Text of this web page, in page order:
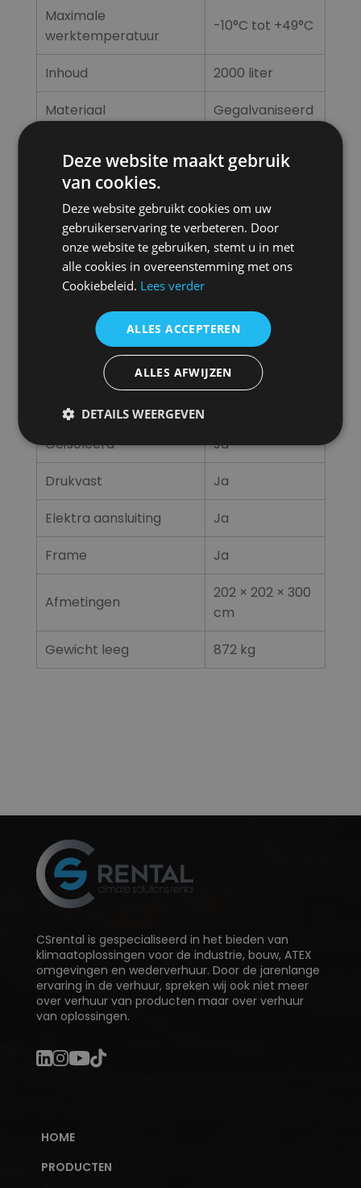
Maximale
werktemperatuur
-10°C tot +49°C
Inhoud
2000 liter
Materiaal
Gegalvaniseerd
Aansluiting heating coil
Aansluiting 1
3/4″
Aansluiting 2
Vulpunt
Aftappunt
Ja
Temperatuurmeter
Ja
Drukmeter
Geïsoleerd
Ja
Drukvast
Ja
Elektra aansluiting
Ja
Frame
Ja
Afmetingen
202 × 202 × 300
cm
Gewicht leeg
872 kg
CSrental is gespecialiseerd in het bieden van
klimaatoplossingen voor de industrie, bouw, ATEX
omgevingen en wederverhuur. Door de jarenlange
ervaring in de verhuur, spreken wij ook niet meer
over verhuur van producten maar over verhuur
van oplossingen.
HOME
PRODUCTEN
Deze website maakt gebruik
van cookies.
Deze website gebruikt cookies om uw
gebruikerservaring te verbeteren. Door
onze website te gebruiken, stemt u in met
alle cookies in overeenstemming met ons
Cookiebeleid. Lees verder
ALLES ACCEPTEREN
ALLES AFWIJZEN
DETAILS WEERGEVEN